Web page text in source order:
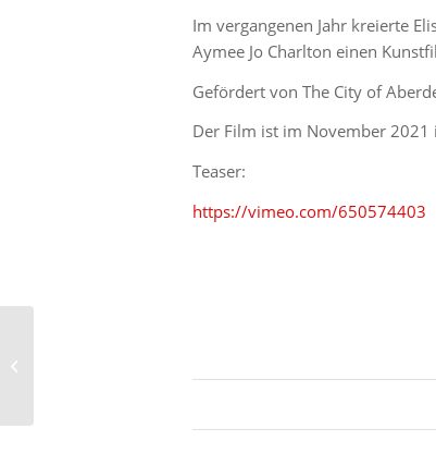
Im vergangenen Jahr kreierte
Aymee Jo Charlton einen
Gefördert von The City of
Der Film ist im November
Teaser:
https://vimeo.com/650574403